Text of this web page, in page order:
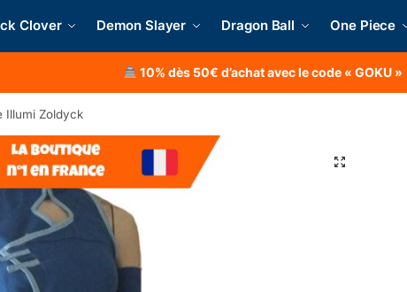
Clover Demon Slayer Dragon Ball One Piece
10% dès 50€ d’achat avec le code « GOKU »
Illumi Zoldyck